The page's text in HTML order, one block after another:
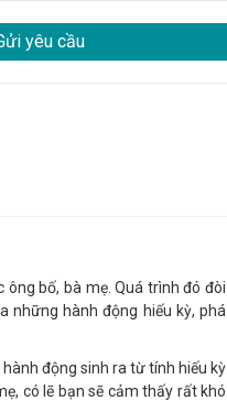
yêu cầu
ông bố, bà mẹ. Quá trình đó đòi
những hành động hiếu kỳ, phá
động sinh ra từ tính hiếu kỳ
có lẽ bạn sẽ cảm thấy rất khó